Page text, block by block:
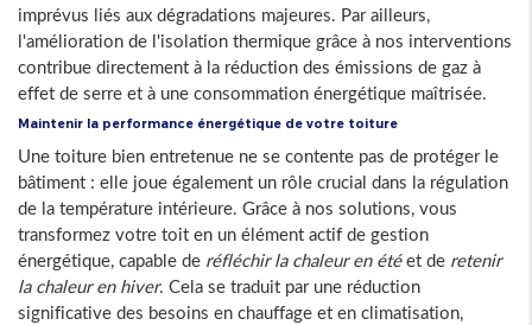
imprévus liés aux dégradations majeures. Par ailleurs,
l'amélioration de l'isolation thermique grâce à nos interventions
contribue directement à la réduction des émissions de gaz à
effet de serre et à une consommation énergétique maîtrisée.
Maintenir la performance énergétique de votre toiture
Une toiture bien entretenue ne se contente pas de protéger le
bâtiment : elle joue également un rôle crucial dans la régulation
de la température intérieure. Grâce à nos solutions, vous
transformez votre toit en un élément actif de gestion
énergétique, capable de réfléchir la chaleur en étéet de retenir
la chaleur en hiver. Cela se traduit par une réduction
significative des besoins en chauffage et en climatisation,